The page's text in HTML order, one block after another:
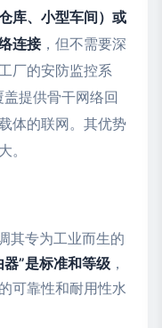
库、小型车间）或
连接，但不需要深
厂的安防监控系
提供骨干网络回
体的联网。其优势
。
其专为工业而生的
器”是标准和等级 ，
可靠性和耐用性水